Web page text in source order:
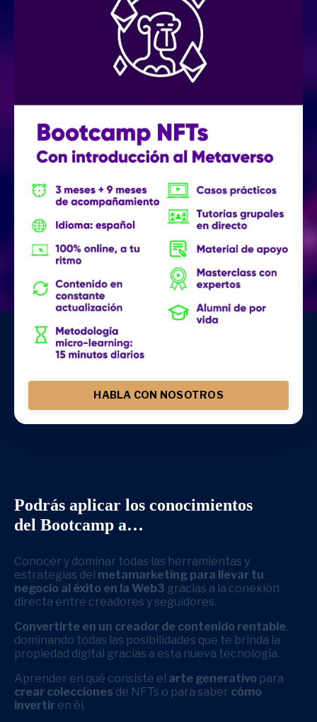
HABLA CON NOSOTROS
Podrás aplicar los conocimientos
del Bootcamp a…
Conocer y dominar todas las herramientas y
estrategias del metamarketing para llevar tu
negocio al éxito en la Web3 gracias a la conexión
directa entre creadores y seguidores.
Convertirte en un creador de contenido rentable,
dominando todas las posibilidades que te brinda la
propiedad digital gracias a esta nueva tecnología.
Aprender en qué consiste el arte generativo para
crear colecciones de NFTs o para saber cómo
invertir en él.